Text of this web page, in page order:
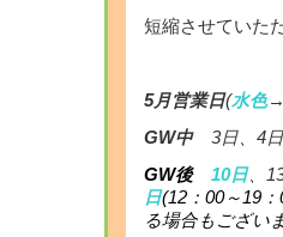
短縮させていた
5月営業日(水色→
GW中3日、4日
GW後10日、
日(12：00～19
る場合もござい